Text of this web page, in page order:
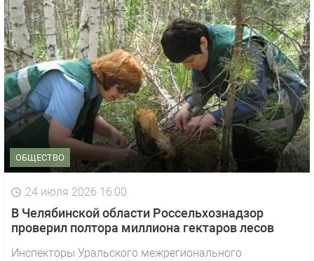
ОБЩЕСТВО
24 июля 2026 16:00
В Челябинской области Россельхознадзор
проверил полтора миллиона гектаров лесов
Инспекторы Уральского межрегионального